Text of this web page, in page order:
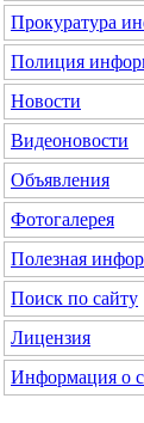
Прокуратура
Полиция
Новости
Видеоновости
Объявления
Фотогалерея
Полезная
Поиск по сайту
Лицензия
Информация о